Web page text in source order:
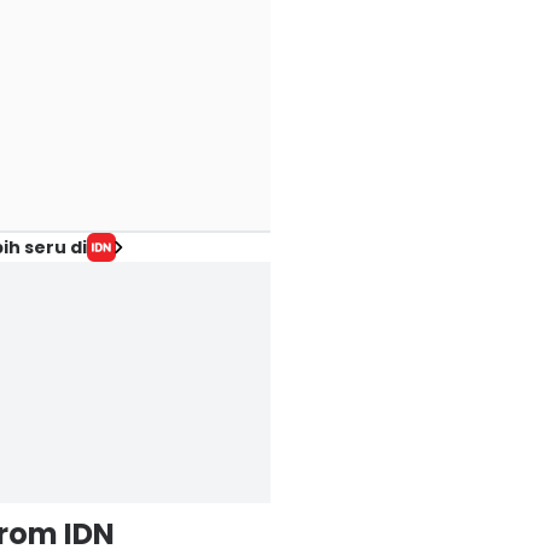
seru di
IDN